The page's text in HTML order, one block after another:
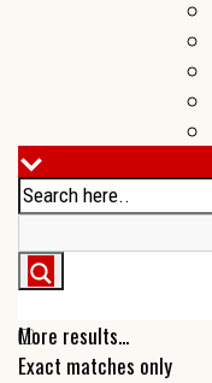
More results...
Exact matches only